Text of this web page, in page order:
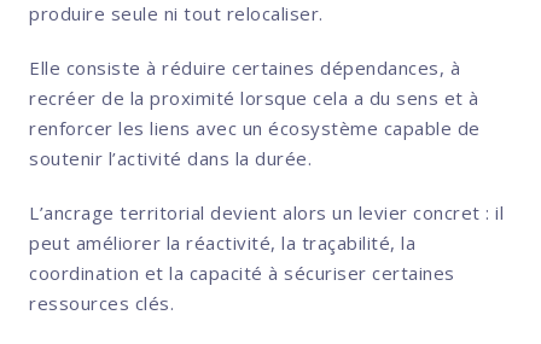
produire seule ni tout relocaliser.
Elle consiste à réduire certaines dépendances, à
recréer de la proximité lorsque cela a du sens et à
renforcer les liens avec un écosystème capable de
soutenir l’activité dans la durée.
L’ancrage territorial devient alors un levier concret : il
peut améliorer la réactivité, la traçabilité, la
coordination et la capacité à sécuriser certaines
ressources clés.